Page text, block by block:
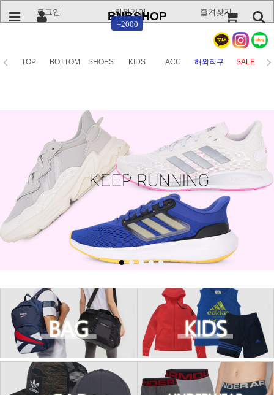
로그인
+2000
회원가입 즐겨찾기
BNBSHOP
TOP BOTTOM SHOES KIDS ACC 해외직구 SALE